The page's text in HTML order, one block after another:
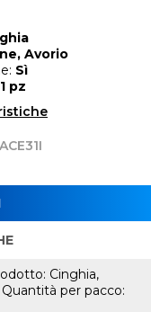
Avorio
Sì
1 pz
Cinghia,
per pacco: